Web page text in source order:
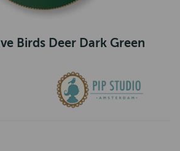
Birds Deer Dark Green